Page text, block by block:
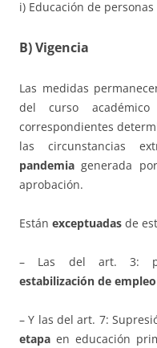
i) Educación de
B) Vigencia
Las medidas
del curso
correspondientes
las circunstancias
pandemia generada
aprobación.
Están exceptuadas de
– Las del art. 3:
estabilización de
– Y las del art. 7:
etapa en educación